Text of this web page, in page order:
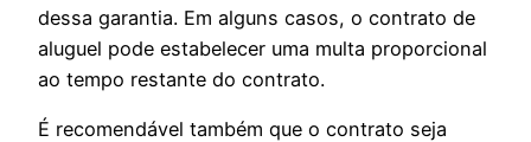
dessa garantia. Em alguns casos, o contrato de
aluguel pode estabelecer uma multa proporcional
ao tempo restante do contrato.
É recomendável também que o contrato seja